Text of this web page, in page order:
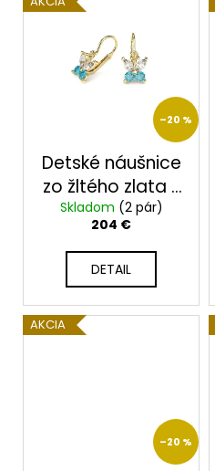
–20 %
Detské náušnice
zo žltého zlata s
čírymi a
tyrkysovými
zirkónmi 2351
Skladom (2 pár)
204 €
DETAIL
AKCIA
–20 %